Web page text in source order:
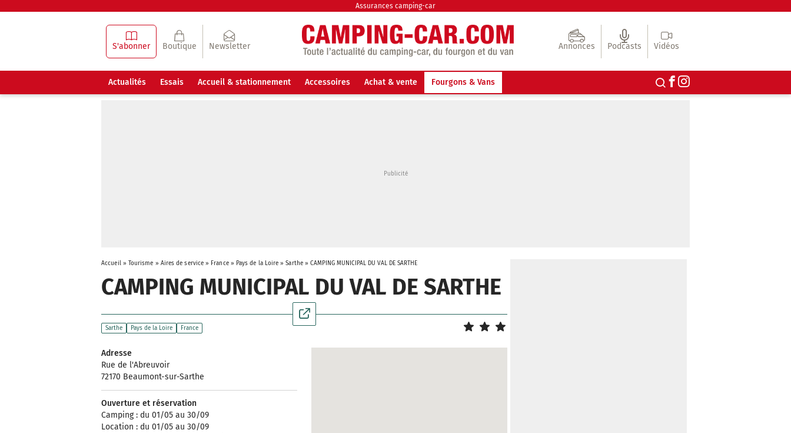
Assurances camping-car
S'abonner Boutique Newsletter Annonces Podcasts Vidéos
Actualités Essais Accueil & stationnement Accessoires Achat & vente Fourgons & Vans
Accueil» Tourisme » Aires de service » France» Pays de la Loire »Sarthe» CAMPING MUNICIPAL DU VAL DE SARTHE
CAMPING MUNICIPAL DU VAL DE SARTHE
Sarthe Pays de la Loire France
Adresse
Rue de l'Abreuvoir
72170 Beaumont-sur-Sarthe
Ouverture et réservation
Camping : du 01/05 au 30/09
Location : du 01/05 au 30/09